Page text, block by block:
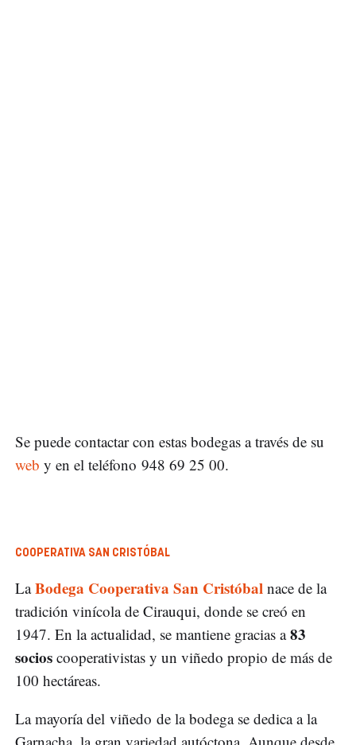
Se puede contactar con estas bodegas a través de su
web y en el teléfono 948 69 25 00.
COOPERATIVA SAN CRISTÓBAL
LaBodega Cooperativa San Cristóbal nace de la
tradición vinícola de Cirauqui, donde se creó en
1947. En la actualidad, se mantiene gracias a83
socios cooperativistas y un viñedo propio de más de
100 hectáreas.
La mayoría del viñedo de la bodega se dedica a la